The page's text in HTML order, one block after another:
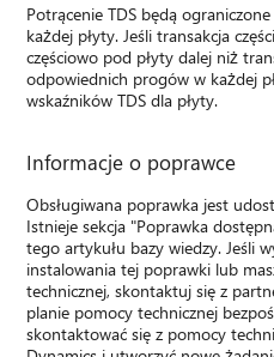
Potrącenie TDS będą
każdej płyty. Jeśli transakcja
częściowo pod płyty dalej niż
odpowiednich progów w każdej
wskaźników TDS dla płyty.
Informacje o poprawce
Obsługiwana poprawka jest
Istnieje sekcja "Poprawka
tego artykułu bazy wiedzy. Jeśli
instalowania tej poprawki lub
technicznej, skontaktuj się z
planie pomocy technicznej
skontaktować się z pomocy